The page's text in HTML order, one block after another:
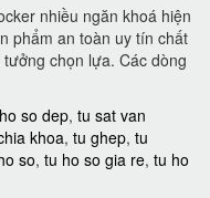
nhiều ngăn khoá hiện
phẩm an toàn uy tín chất
chọn lựa. Các dòng
so dep, tu sat van
khoa, tu ghep, tu
so, tu ho so gia re, tu ho